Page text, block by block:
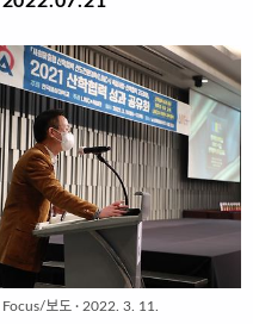
화 미약하면 지속적 성장 힘들어" (서
울=연합뉴스) 김경윤 기자 = 한국의
웹툰 산업이 전 세계적으로 주목받는
가운데 국내 만화·웹툰의 대표 작가를
분석하고 이론을 정립한 책 100권이
출판됐다. 출판사 커뮤니케이션북스
는 21일 서울 종로구 구세군중앙회관
에서 만화웹툰이론총서·작가평론선
100종 완간 기념식 및 세미나를 개최
했다. 2016년 처음 만화웹툰 이론총
서를 기획한 이래 6년 만에 이론총서
Focus/보도 · 2022. 3. 11.